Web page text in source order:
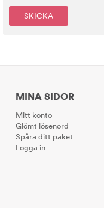
SKICKA
MINA SIDOR
Mitt konto
Glömt lösenord
Spåra ditt paket
Logga in